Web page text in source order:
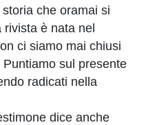
che oramai si
è nata nel
ci siamo mai chiusi
sul presente
radicati nella
dice anche